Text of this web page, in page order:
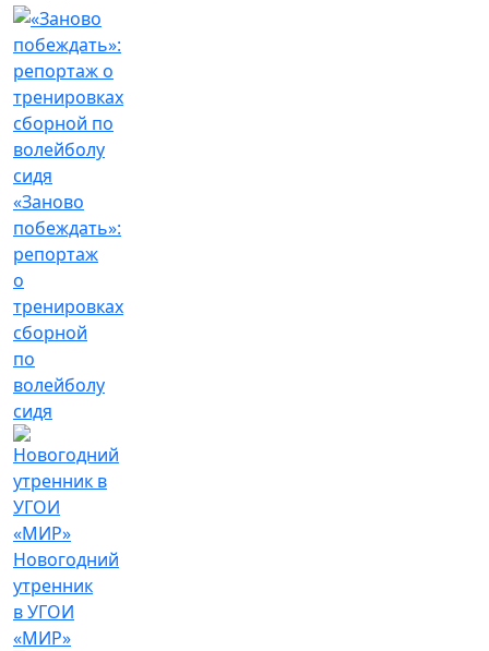
«Заново
побеждать»:
репортаж
о
тренировках
сборной
по
волейболу
сидя
Новогодний
утренник
в УГОИ
«МИР»